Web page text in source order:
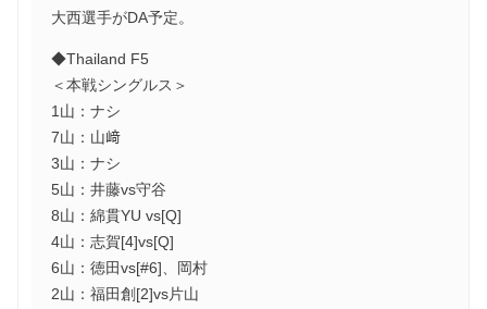
大西選手がDA予定。
◆Thailand F5
＜本戦シングルス＞
1山：ナシ
7山：山﨑
3山：ナシ
5山：井藤vs守谷
8山：綿貫YU vs[Q]
4山：志賀[4]vs[Q]
6山：徳田vs[#6]、岡村
2山：福田創[2]vs片山